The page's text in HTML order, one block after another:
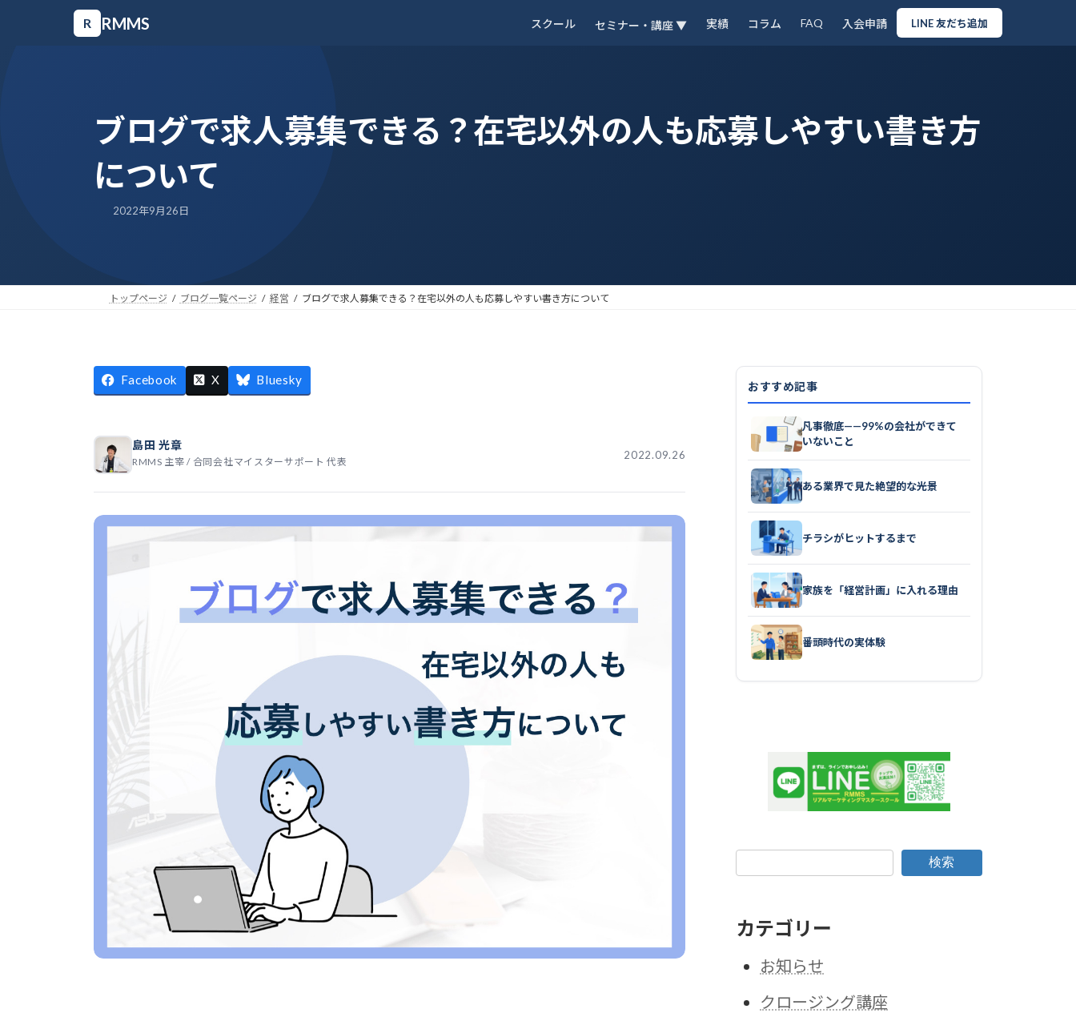
R RMMS スクール セミナー・講座 ▼ 実績 コラム FAQ 入会申請 LINE 友だち追加
ブログで求人募集できる？在宅以外の人も応募しやすい書き方
について
2022年9月26日
トップページ ブログ一覧ページ 経営 ブログで求人募集できる？在宅以外の人も応募しやすい書き方について
Facebook X Bluesky
島田 光章
RMMS 主宰 / 合同会社マイスターサポート 代表
2022.09.26
おすすめ記事
凡事徹底——99%の会社ができて
いないこと
ある業界で見た絶望的な光景
チラシがヒットするまで
家族を「経営計画」に入れる理由
番頭時代の実体験
検索
カテゴリー
お知らせ
クロージング講座